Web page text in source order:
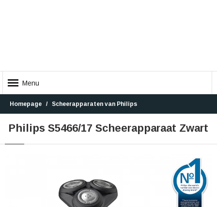
Menu
Homepage Scheerapparaten van Philips
Philips S5466/17 Scheerapparaat Zwart